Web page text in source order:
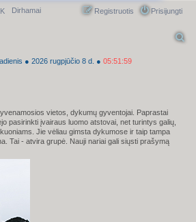
Dirhamai Prisijungti
Registruotis
● 2026 rugpjūčio 8 d. ● 05:52:00
vietos, dykumų gyventojai. Paprastai
pasirinkti įvairaus luomo atstovai, net turintys galių,
Jie vėliau gimsta dykumose ir taip tampa
Tai - atvira grupė. Nauji nariai gali siųsti prašymą